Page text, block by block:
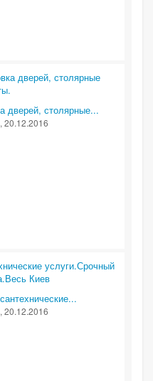
дверей, столярные...
, 20.12.2016
, 20.12.2016